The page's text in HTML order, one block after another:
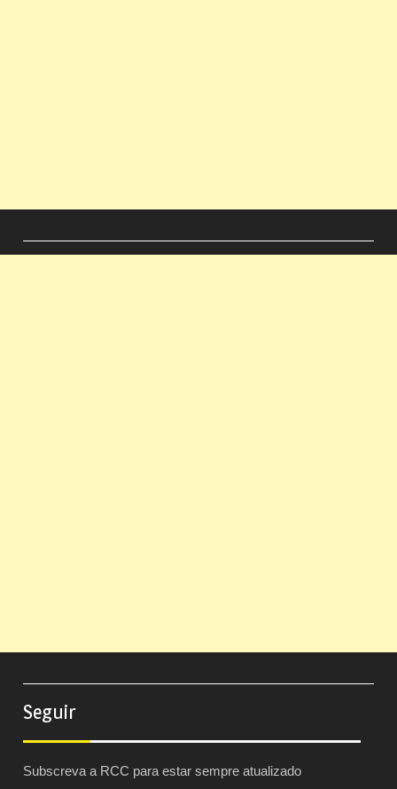
Seguir
Subscreva a RCC para estar sempre atualizado